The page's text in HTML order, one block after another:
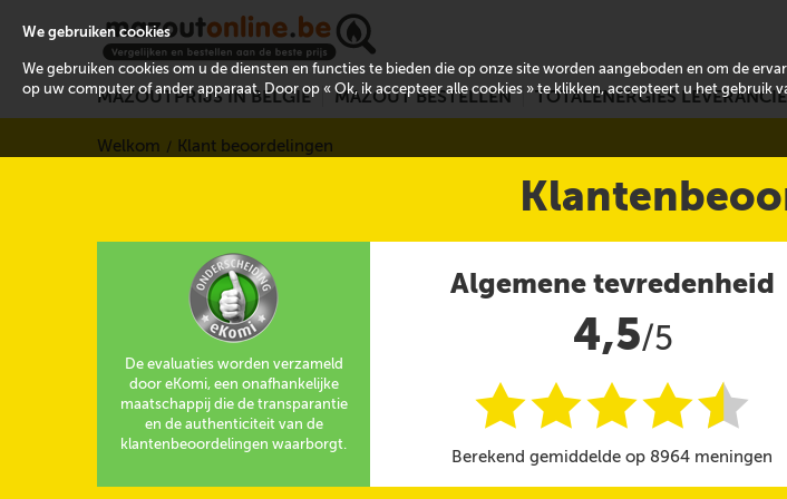
MAZOUTPRIJS IN BELGIË MAZOUT BESTELLEN TOTALENERGIES
Welkom Klant beoordelingen
De evaluaties worden verzameld
door eKomi, een onafhankelijke
maatschappij die de transparantie
en de authenticiteit van de
klantenbeoordelingen waarborgt.
Algemene tevredenheid
4,5/5
iiiii
@
Berekend gemiddelde op 8964 meningen
We gebruiken cookies
We gebruiken cookies om u de diensten en functies te bieden die op onze site worden aangeboden en om de
op uw computer of ander apparaat. Door op « Ok, ik accepteer alle cookies » te klikken, accepteert u het gebruik